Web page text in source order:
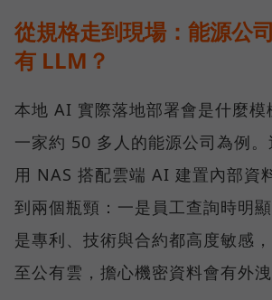
從規格走到現場：能源公
有 LLM？
本地 AI 實際落地部署會是什麼模
一家約 50 多人的能源公司為例
用 NAS 搭配雲端 AI 建置內部資
到兩個瓶頸：一是員工查詢時明
是專利、技術與合約都高度敏感
至公有雲，擔心機密資料會有外洩